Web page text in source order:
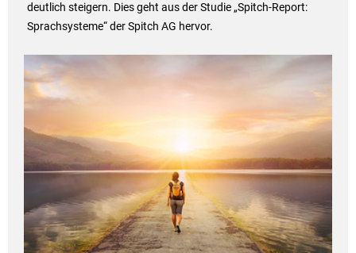
deutlich steigern. Dies geht aus der Studie „Spitch-Report:
Sprachsysteme“ der Spitch AG hervor.